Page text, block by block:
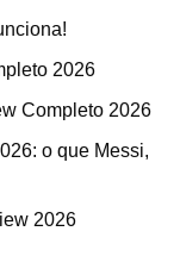
2026
Completo 2026
o que Messi,
2026